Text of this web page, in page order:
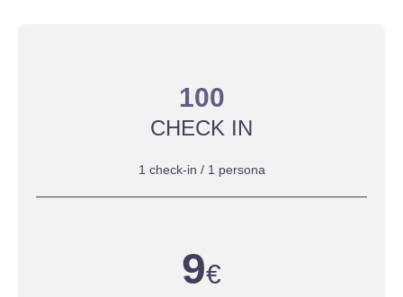
100
CHECK IN
1 check-in / 1 persona
9€